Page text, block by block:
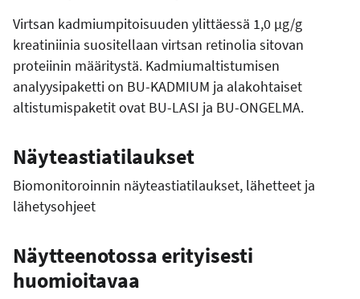
Virtsan kadmiumpitoisuuden ylittäessä 1,0 µg/g
kreatiniinia suositellaan virtsan retinolia sitovan
proteiinin määritystä. Kadmiumaltistumisen
analyysipaketti on BU-KADMIUM ja alakohtaiset
altistumispaketit ovat BU-LASI ja BU-ONGELMA.
Näyteastiatilaukset
Biomonitoroinnin näyteastiatilaukset, lähetteet ja
lähetysohjeet
Näytteenotossa erityisesti
huomioitavaa